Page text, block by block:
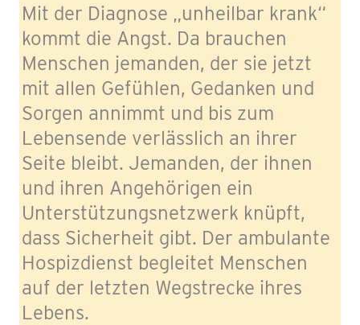
Mit der Diagnose „unheilbar krank“
kommt die Angst. Da brauchen
Menschen jemanden, der sie jetzt
mit allen Gefühlen, Gedanken und
Sorgen annimmt und bis zum
Lebensende verlässlich an ihrer
Seite bleibt. Jemanden, der ihnen
und ihren Angehörigen ein
Unterstützungsnetzwerk knüpft,
dass Sicherheit gibt. Der ambulante
Hospizdienst begleitet Menschen
auf der letzten Wegstrecke ihres
Lebens.